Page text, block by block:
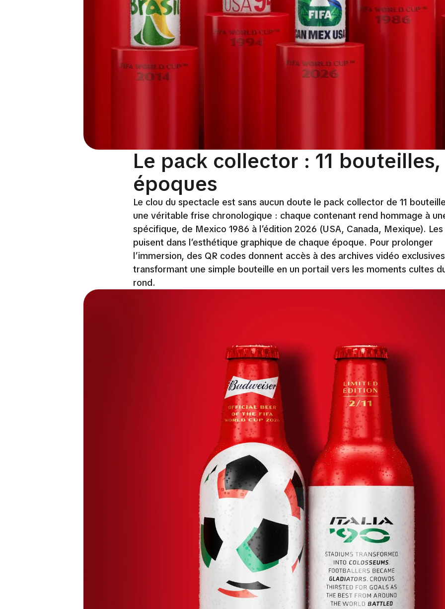
Le pack collector : 11 bouteilles,
époques
Le clou du spectacle est sans aucun doute le pack collector de 11
une véritable frise chronologique : chaque contenant rend hommage à
spécifique, de Mexico 1986 à l’édition 2026 (USA, Canada, Mexique).
puisent dans l’esthétique graphique de chaque époque. Pour prolonger
l’immersion, des QR codes donnent accès à des archives vidéo
transformant une simple bouteille en un portail vers les moments cultes
rond.